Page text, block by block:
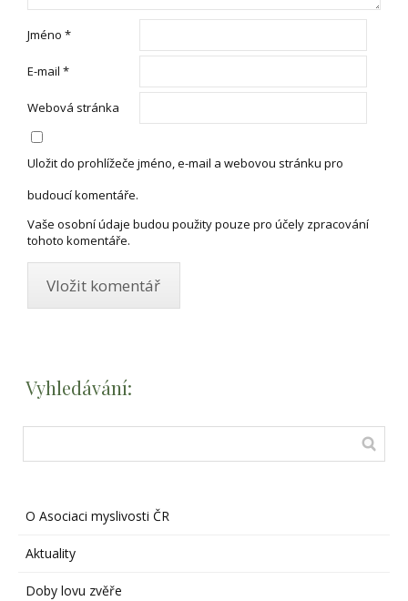
Jméno *
E-mail *
Webová stránka
Uložit do prohlížeče jméno, e-mail a webovou stránku pro
budoucí komentáře.
Vaše osobní údaje budou použity pouze pro účely zpracování
tohoto komentáře.
Vyhledávání:
O Asociaci myslivosti ČR
Aktuality
Doby lovu zvěře